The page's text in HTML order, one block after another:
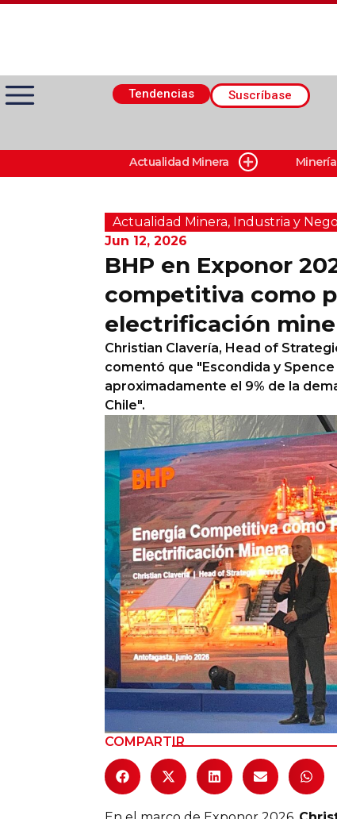
Tendencias Suscríbase
Actualidad Minera
Minería Superficie
Minerí­a Subterránea
Columnas de Opinión
Calendario de Eventos
Actualidad Minera
Actualidad Minera, Industria y
Jun 12, 2026
BHP en Exponor
competitiva como
electrificación
Christian Clavería, Head of
comentó que "Escondida y
aproximadamente el 9% de la
Chile".
COMPARTIR